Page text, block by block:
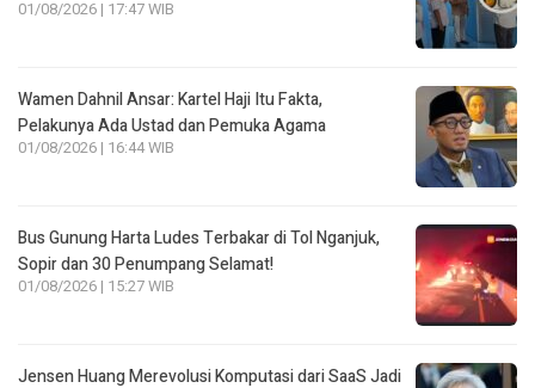
01/08/2026 | 17:47 WIB
Wamen Dahnil Ansar: Kartel Haji Itu Fakta,
Pelakunya Ada Ustad dan Pemuka Agama
01/08/2026 | 16:44 WIB
Bus Gunung Harta Ludes Terbakar di Tol Nganjuk,
Sopir dan 30 Penumpang Selamat!
01/08/2026 | 15:27 WIB
Jensen Huang Merevolusi Komputasi dari SaaS Jadi